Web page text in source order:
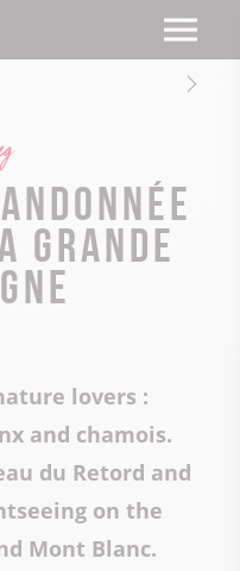
Grande
lovers :
and chamois.
du Retord and
on the
Mont Blanc.